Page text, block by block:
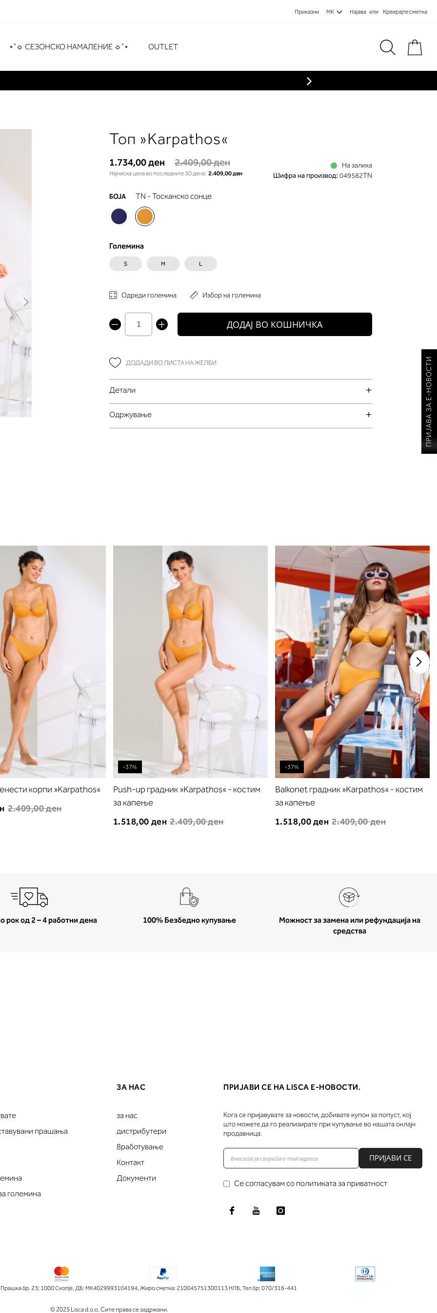
Приказни MK Најава Креирајте сметка
⋆˚☼ СЕЗОНСКО НАМАЛЕНИЕ ☼˚⋆ OUTLET
Топ »Karpathos«
1.734,00 ден 2.409,00 ден
Најниска цена во последните 30 дена: 2.409,00 ден
На залиха
Шифра на производ: 049582TN
БОЈА TN - Тосканско сонце
Големина
S M L
Одреди големина Избор на големина
ДОДАЈ ВО КОШНИЧКА
ДОДАДИ ВО ЛИСТА НА ЖЕЛБИ
Детали
Oдржување
корпи »Karpathos«
2.409,00 ден
-37%
Push-up градник »Karpathos« - костим
за капење
1.518,00 ден 2.409,00 ден
-37%
Balkonet градник »Karpathos« - костим
за капење
1.518,00 ден 2.409,00 ден
рок од 2 – 4 работни дена 100% Безбедно купување
Можност за замена или рефундација на
средства
прашања
големина
ЗА НАС
за нас
дистрибутери
Вработување
Контакт
Документи
ПРИЈАВИ СЕ НА LISCA Е-НОВОСТИ.
Кога се пријавувате за новости, добивате купон за попуст, кој
што можете да го реализирате при купување во нашата онлајн
продавница.
ПРИЈАВИ СЕ
Се согласувам со политиката за приватност
бр. 23; 1000 Скопје, ДБ: МК4029993104194, Жиро сметка: 210045751300113 НЛБ, Тел бр: 070/316-441
ПРИЈАВА ЗА Е-НОВОСТИ
© 2025 Lisca d.o.o. Сите права се задржани.